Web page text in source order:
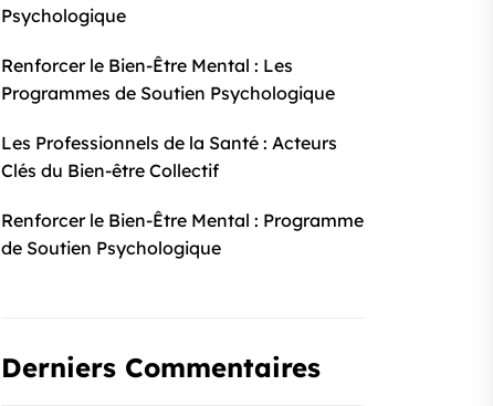
Psychologique
Renforcer le Bien-Être Mental : Les
Programmes de Soutien Psychologique
Les Professionnels de la Santé : Acteurs
Clés du Bien-être Collectif
Renforcer le Bien-Être Mental : Programme
de Soutien Psychologique
Derniers Commentaires